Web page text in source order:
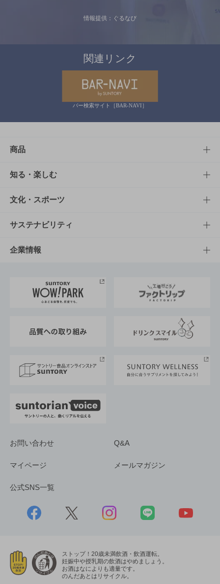
情報提供：ぐるなび
関連リンク
バー検索サイト［BAR-NAVI］
商品
商品TOP
商品一覧
商品発売情報
栄養成分一覧
知る・楽しむ
知る・楽しむTOP
キャンペーン
工場見学
地域情報
文化・スポーツ
文化・スポーツTOP
サントリーホール
サントリーサンバーズ大阪
サステナビリティ
サステナビリティTOP
サントリーが考えるサステナビリティ経営
企業情報
企業概要
採用情報
お問い合わせ Q&A
マイページ メールマガジン
公式SNS一覧
ストップ！20歳未満飲酒・飲酒運転。
妊娠中や授乳期の飲酒はやめましょう。
お酒はなによりも適量です。
のんだあとはリサイクル。